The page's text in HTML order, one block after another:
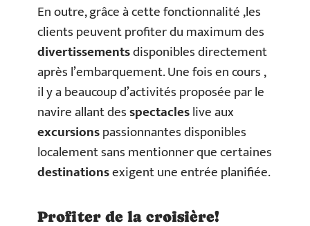
En outre, grâce à cette fonctionnalité ,les
clients peuvent profiter du maximum des
divertissementsdisponibles directement
après l’embarquement. Une fois en cours ,
il y a beaucoup d’activités proposée par le
navire allant desspectacleslive aux
excursionspassionnantes disponibles
localement sans mentionner que certaines
destinationsexigent une entrée planifiée.
Profiter de la croisière!